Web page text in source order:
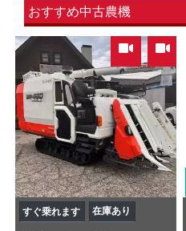
おすすめ中古農機
,
すぐ乗れます 在庫あり